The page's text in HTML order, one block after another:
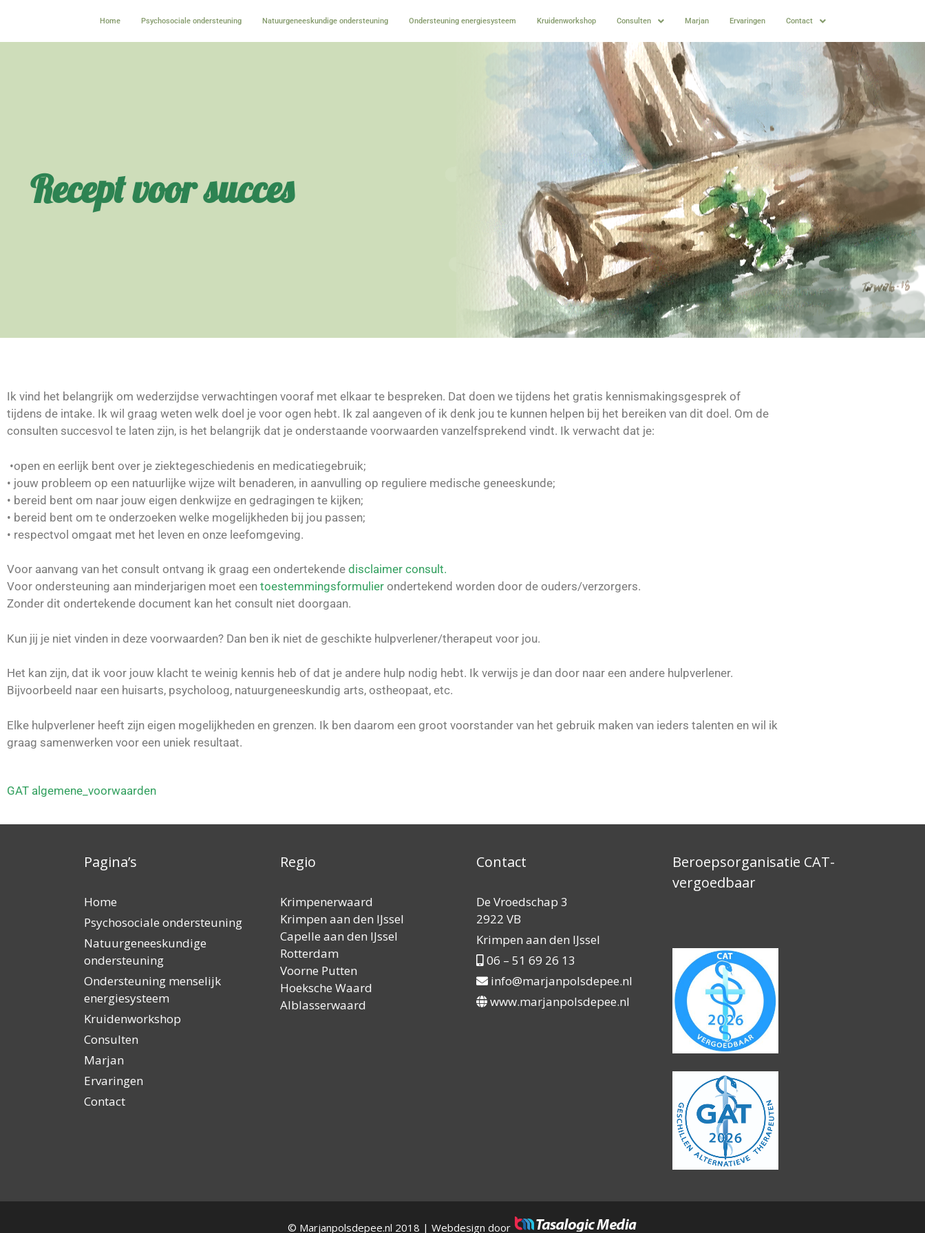
Home Psychosociale ondersteuning Natuurgeneeskundige ondersteuning Ondersteuning energiesysteem Kruidenworkshop Consulten Marjan Ervaringen Contact
Recept voor succes
Ik vind het belangrijk om wederzijdse verwachtingen vooraf met elkaar te bespreken. Dat doen we tijdens het gratis kennismakingsgesprek of
tijdens de intake. Ik wil graag weten welk doel je voor ogen hebt. Ik zal aangeven of ik denk jou te kunnen helpen bij het bereiken van dit doel. Om de
consulten succesvol te laten zijn, is het belangrijk dat je onderstaande voorwaarden vanzelfsprekend vindt. Ik verwacht dat je:
•open en eerlijk bent over je ziektegeschiedenis en medicatiegebruik;
• jouw probleem op een natuurlijke wijze wilt benaderen, in aanvulling op reguliere medische geneeskunde;
• bereid bent om naar jouw eigen denkwijze en gedragingen te kijken;
• bereid bent om te onderzoeken welke mogelijkheden bij jou passen;
• respectvol omgaat met het leven en onze leefomgeving.
Voor aanvang van het consult ontvang ik graag een ondertekende disclaimer consult.
Voor ondersteuning aan minderjarigen moet een toestemmingsformulier ondertekend worden door de ouders/verzorgers.
Zonder dit ondertekende document kan het consult niet doorgaan.
Kun jij je niet vinden in deze voorwaarden? Dan ben ik niet de geschikte hulpverlener/therapeut voor jou.
Het kan zijn, dat ik voor jouw klacht te weinig kennis heb of dat je andere hulp nodig hebt. Ik verwijs je dan door naar een andere hulpverlener.
Bijvoorbeeld naar een huisarts, psycholoog, natuurgeneeskundig arts, ostheopaat, etc.
Elke hulpverlener heeft zijn eigen mogelijkheden en grenzen. Ik ben daarom een groot voorstander van het gebruik maken van ieders talenten en wil ik
graag samenwerken voor een uniek resultaat.
GAT algemene_voorwaarden
Pagina’s
Home
Psychosociale ondersteuning
Natuurgeneeskundige
ondersteuning
Ondersteuning menselijk
energiesysteem
Kruidenworkshop
Consulten
Marjan
Ervaringen
Contact
Regio
Krimpenerwaard
Krimpen aan den IJssel
Capelle aan den IJssel
Rotterdam
Voorne Putten
Hoeksche Waard
Alblasserwaard
Contact
De Vroedschap 3
2922 VB
Krimpen aan den IJssel
06 – 51 69 26 13
info@marjanpolsdepee.nl
www.marjanpolsdepee.nl
Beroepsorganisatie CAT-
vergoedbaar
© Marjanpolsdepee.nl 2018 | Webdesign door